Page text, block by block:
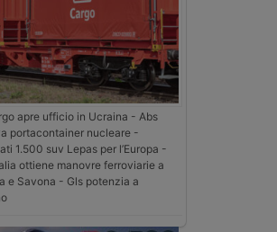
apre ufficio in Ucraina - Abs
portacontainer nucleare -
1.500 suv Lepas per l’Europa -
ottiene manovre ferroviarie a
e Savona - Gls potenzia a